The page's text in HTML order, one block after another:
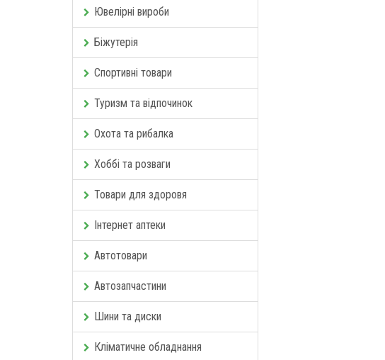
Ювелірні вироби
Біжутерія
Спортивні товари
Туризм та відпочинок
Охота та рибалка
Хоббі та розваги
Товари для здоровя
Інтернет аптеки
Автотовари
Автозапчастини
Шини та диски
Кліматичне обладнання